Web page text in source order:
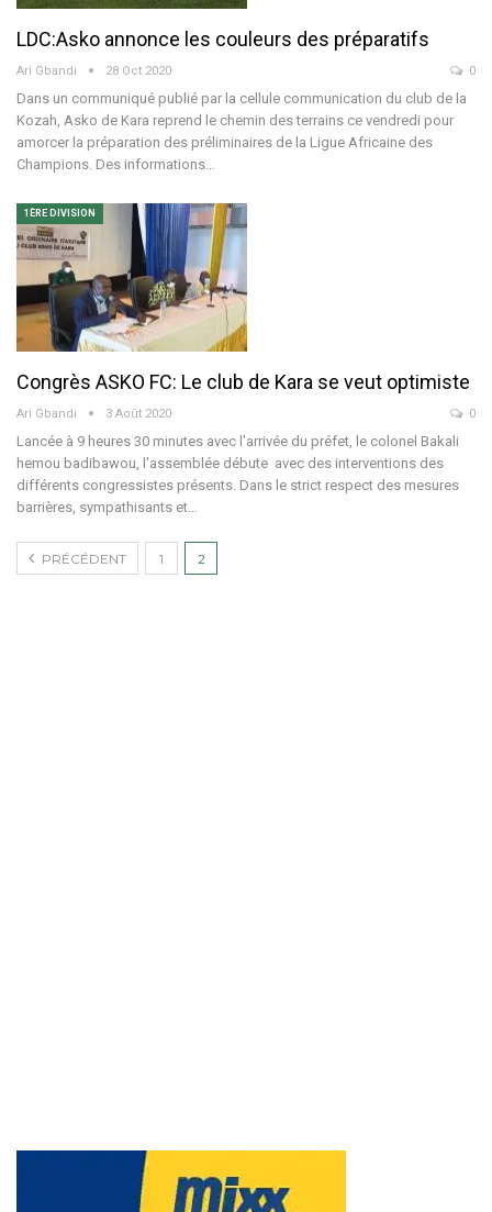
LDC:Asko annonce les couleurs des préparatifs
Ari Gbandi 28 Oct 2020 0
Dans un communiqué publié par la cellule communication du club de la
Kozah, Asko de Kara reprend le chemin des terrains ce vendredi pour
amorcer la préparation des préliminaires de la Ligue Africaine des
Champions. Des informations…
1ÈRE DIVISION
Congrès ASKO FC: Le club de Kara se veut optimiste
Ari Gbandi 3 Août 2020 0
Lancée à 9 heures 30 minutes avec l'arrivée du préfet, le colonel Bakali
hemou badibawou, l'assemblée débute avec des interventions des
différents congressistes présents. Dans le strict respect des mesures
barrières, sympathisants et…
PRÉCÉDENT 1 2